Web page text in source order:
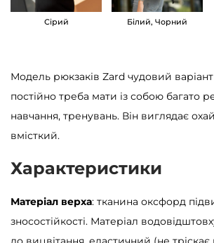
и
і
л
ь
к
с
Сірий Білий, Чорний
Модель рюкзаків Zard чудовий
постійно треба мати із собою багато
навчання, тренувань. Він виглядає
вмісткий.
Характеристики
Матеріал верха: тканина оксфорд
зносостійкості. Матеріал